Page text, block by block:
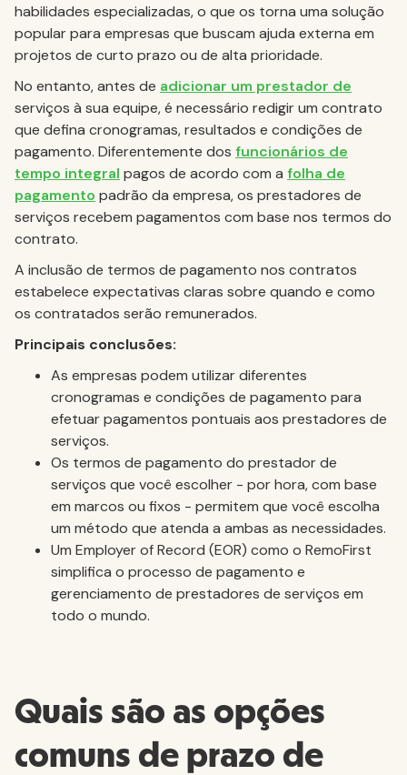
habilidades especializadas, o que os torna uma solução
popular para empresas que buscam ajuda externa em
projetos de curto prazo ou de alta prioridade.
No entanto, antes de adicionar um prestador de
serviços à sua equipe, é necessário redigir um contrato
que defina cronogramas, resultados e condições de
pagamento. Diferentemente dos funcionários de
tempo integral pagos de acordo com a folha de
pagamento padrão da empresa, os prestadores de
serviços recebem pagamentos com base nos termos do
contrato.
A inclusão de termos de pagamento nos contratos
estabelece expectativas claras sobre quando e como
os contratados serão remunerados.
Principais conclusões:
As empresas podem utilizar diferentes
cronogramas e condições de pagamento para
efetuar pagamentos pontuais aos prestadores de
serviços.
Os termos de pagamento do prestador de
serviços que você escolher - por hora, com base
em marcos ou fixos - permitem que você escolha
um método que atenda a ambas as necessidades.
Um Employer of Record (EOR) como o RemoFirst
simplifica o processo de pagamento e
gerenciamento de prestadores de serviços em
todo o mundo.
Quais são as opções
comuns de prazo de